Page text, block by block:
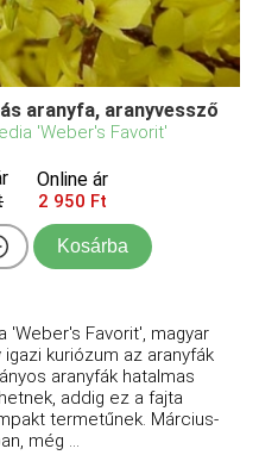
aranyfa, aranyvessző
'Weber's Favorit'
Online ár
2 950 Ft
Kosárba
'Weber's Favorit', magyar
kuriózum az aranyfák
aranyfák hatalmas
addig ez a fajta
termetűnek. Március-
még ...